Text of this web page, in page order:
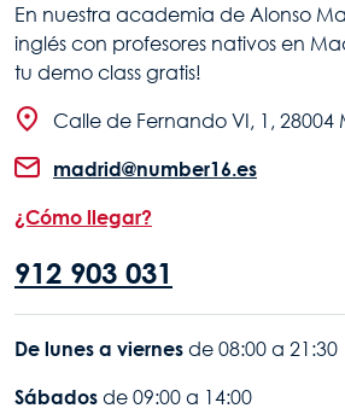
En nuestra academia de Alonso
inglés con profesores nativos en
tu demo class gratis!
Calle de Fernando VI, 1, 28004
madrid@number16.es
¿Cómo llegar?
912 903 031
De lunes a viernes de 08:00 a 21:30
Sábados de 09:00 a 14:00